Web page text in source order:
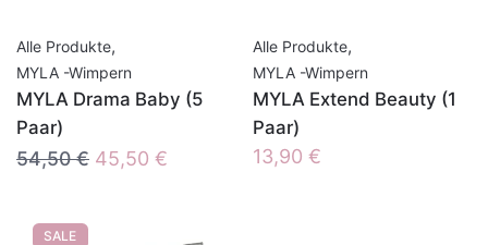
Alle Produkte,
MYLA -Wimpern
MYLA Drama Baby (5
Paar)
54,50€ Ursprünglicher
45,50 €
Alle Produkte,
MYLA -Wimpern
MYLA Extend Beauty (1
Paar)
13,90 €
SALE